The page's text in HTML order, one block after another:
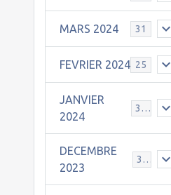
MARS 2024 31
FEVRIER 2024 25
JANVIER
2024
30
DECEMBRE
2023
31